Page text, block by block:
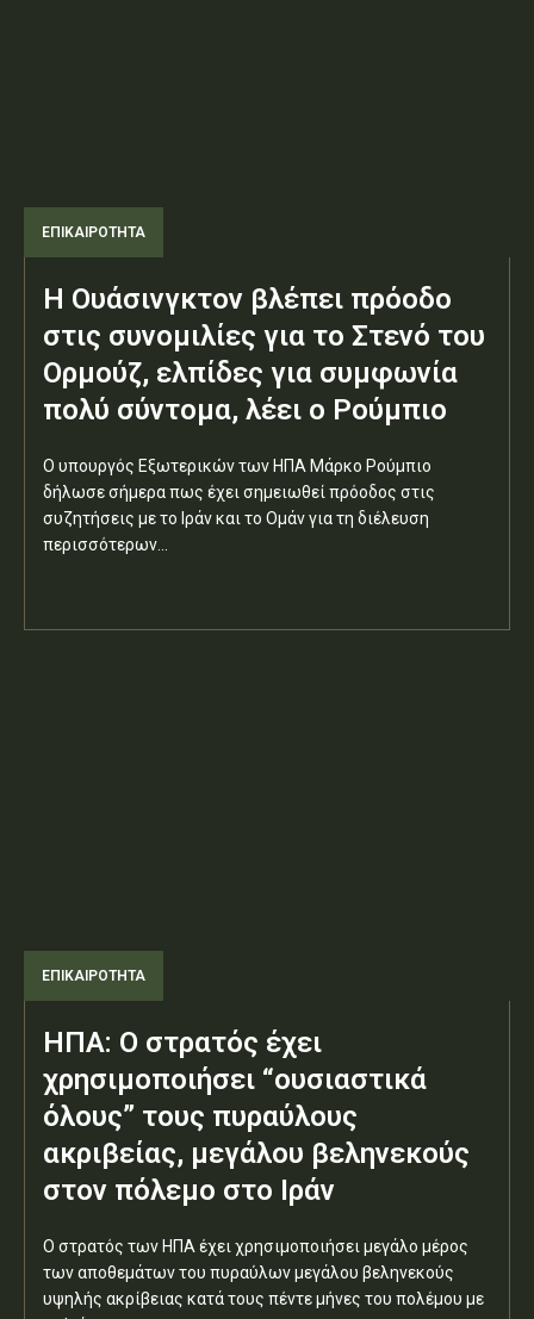
ΕΠΙΚΑΙΡΟΤΗΤΑ
Η Ουάσινγκτον βλέπει πρόοδο
στις συνομιλίες για το Στενό του
Ορμούζ, ελπίδες για συμφωνία
πολύ σύντομα, λέει ο Ρούμπιο
Ο υπουργός Εξωτερικών των ΗΠΑ Μάρκο Ρούμπιο
δήλωσε σήμερα πως έχει σημειωθεί πρόοδος στις
συζητήσεις με το Ιράν και το Ομάν για τη διέλευση
περισσότερων...
ΕΠΙΚΑΙΡΟΤΗΤΑ
ΗΠΑ: Ο στρατός έχει
χρησιμοποιήσει “ουσιαστικά
όλους” τους πυραύλους
ακριβείας, μεγάλου βεληνεκούς
στον πόλεμο στο Ιράν
Ο στρατός των ΗΠΑ έχει χρησιμοποιήσει μεγάλο μέρος
των αποθεμάτων του πυραύλων μεγάλου βεληνεκούς
υψηλής ακρίβειας κατά τους πέντε μήνες του πολέμου με